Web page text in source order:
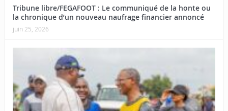
Tribune libre/FEGAFOOT : Le communiqué de la honte ou
la chronique d’un nouveau naufrage financier annoncé
juin 25, 2026